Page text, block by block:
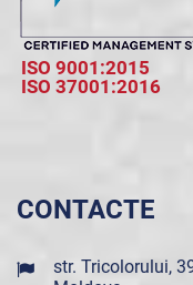
ISO 9001:2015
ISO 37001:2016
CONTACTE
str. Tricolorului,